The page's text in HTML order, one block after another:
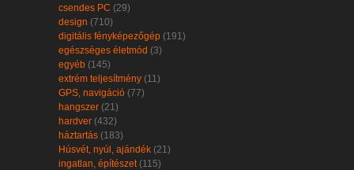
csendes PC (29)
design (710)
digitális fényképezőgép (191)
egészséges életmód (3)
egyéb (145)
extrém teljesítmény (11)
GPS, navigáció (77)
hangszer (21)
hardver (432)
háztartás (183)
Húsvét, nyúl, ajándék (21)
ingatlan, építészet(115)